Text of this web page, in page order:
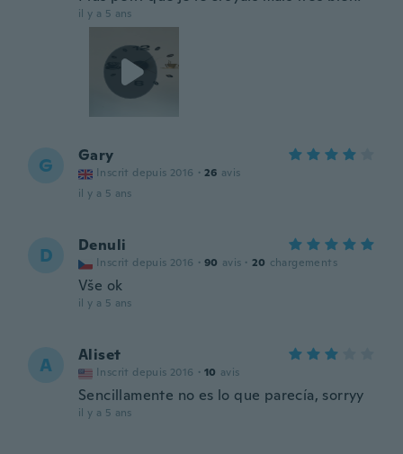
il y a 5 ans
G Gary
Inscrit depuis 2016 · 26 avis
il y a 5 ans
D Denuli
Inscrit depuis 2016 · 90 avis · 20 chargements
Vše ok
il y a 5 ans
A Aliset
Inscrit depuis 2016 · 10 avis
Sencillamente no es lo que parecía, sorryy
il y a 5 ans